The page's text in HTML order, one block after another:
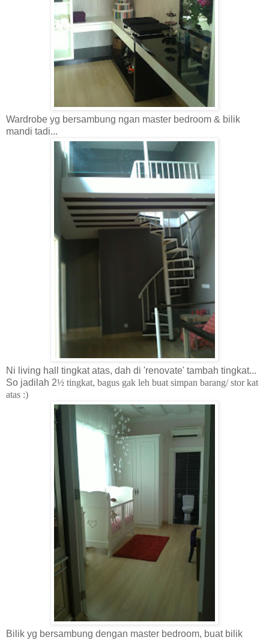
Wardrobe yg bersambung ngan master bedroom & bilik
mandi tadi...
Ni living hall tingkat atas, dah di 'renovate' tambah tingkat...
So jadilah 2½ tingkat, bagus gak leh buat simpan barang/ stor kat
atas :)
Bilik yg bersambung dengan master bedroom, buat bilik